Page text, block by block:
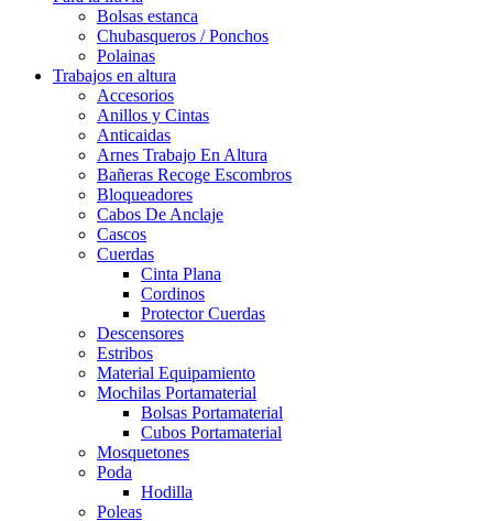
Bolsas estanca
Chubasqueros / Ponchos
Polainas
Trabajos en altura
Accesorios
Anillos y Cintas
Anticaidas
Arnes Trabajo En Altura
Bañeras Recoge Escombros
Bloqueadores
Cabos De Anclaje
Cascos
Cuerdas
Cinta Plana
Cordinos
Protector Cuerdas
Descensores
Estribos
Material Equipamiento
Mochilas Portamaterial
Bolsas Portamaterial
Cubos Portamaterial
Mosquetones
Poda
Hodilla
Poleas